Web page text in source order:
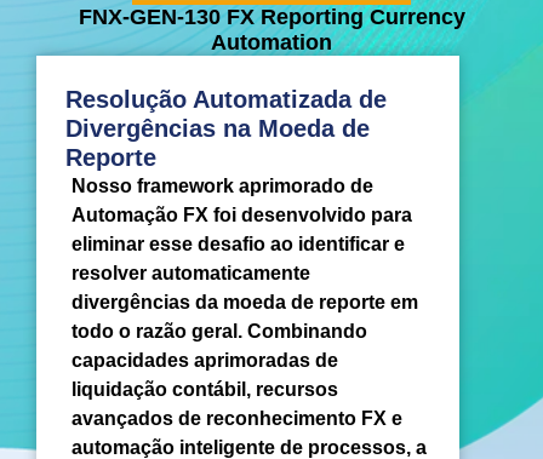
FNX-GEN-130 FX Reporting Currency
Automation
Resolução Automatizada de
Divergências na Moeda de
Reporte
Nosso framework aprimorado de
Automação FX foi desenvolvido para
eliminar esse desafio ao identificar e
resolver automaticamente
divergências da moeda de reporte em
todo o razão geral. Combinando
capacidades aprimoradas de
liquidação contábil, recursos
avançados de reconhecimento FX e
automação inteligente de processos, a